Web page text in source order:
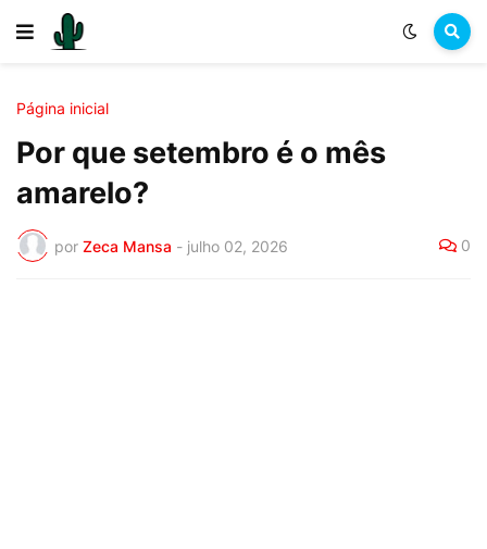
Página inicial
Por que setembro é o mês
amarelo?
por Zeca Mansa - julho 02, 2026 0